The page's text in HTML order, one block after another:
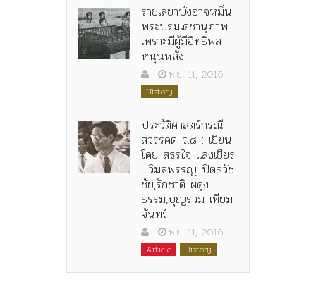
ราชเลขาบังอาจหมิ่น
พระบรมเดชานุภาพ
เพราะมีผู้มีอิทธิพล
หนุนหลัง
พ.ย. 11, 2016
History
ประวัติศาสตร์กรณี
สวรรคต ร.๘ : เขียน
โดย สรรใจ แสงเชียร
, วิมลพรรญ ปีตธวัช
ชัย,รักชาติ ผดุง
ธรรม,บุญร่วม เทียม
จันทร์
พ.ย. 11, 2016
Article History